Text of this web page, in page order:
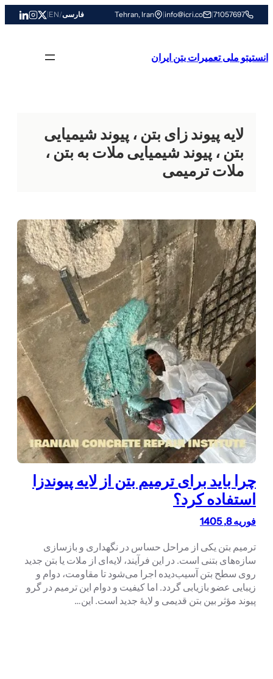
به
71057697
|
info@icri.co
|
Tehran, Iran فارسی/
EN
|
انستیتو ملی تعمیرات بتن ایران
لایه پیوند زای بتن ، پیوند شیمیایی
بتن ، پیوند شیمیایی ملات به بتن ،
ملات ترمیمی
چرا باید برای ترمیم بتن از لایه پیوندزا
استفاده کرد؟
فوریه 8, 1405
ترمیم بتن یکی از مراحل حساس در نگهداری و بازسازی
سازه‌های بتنی است. در این فرآیند، لایه‌ای از ملات یا بتن جدید
روی سطح بتن آسیب‌دیده اجرا می‌شود تا مقاومت، دوام و
زیبایی عضو بازیابی گردد. اما کیفیت و دوام این ترمیم در گرو
پیوند مؤثر بین بتن قدیمی و لایهٔ جدید است. این…